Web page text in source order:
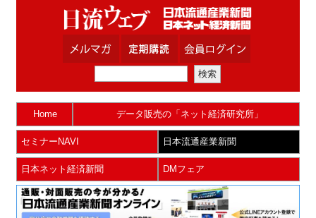
Home データ販売の「ネット経済研究所」
セミナーNAVI 日本流通産業新聞
日本ネット経済新聞 DMフェア